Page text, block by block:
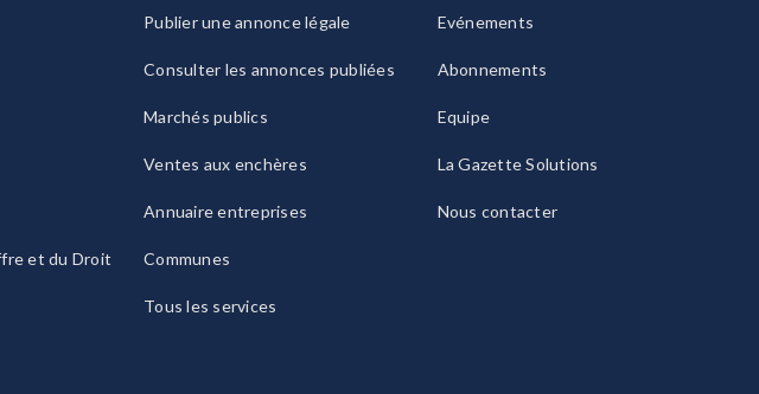
et du Droit
Publier une annonce légale
Consulter les annonces publiées
Marchés publics
Ventes aux enchères
Annuaire entreprises
Communes
Tous les services
Evénements
Abonnements
Equipe
La Gazette Solutions
Nous contacter